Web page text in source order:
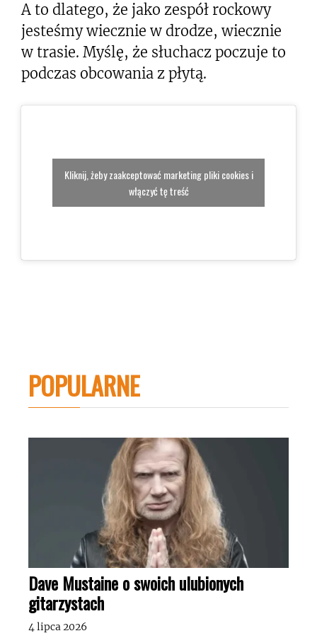
A to dlatego, że jako zespół rockowy
jesteśmy wiecznie w drodze, wiecznie
w trasie. Myślę, że słuchacz poczuje to
podczas obcowania z płytą.
Kliknij, żeby zaakceptować marketing pliki cookies i
włączyć tę treść
POPULARNE
Dave Mustaine o swoich ulubionych
gitarzystach
4 lipca 2026